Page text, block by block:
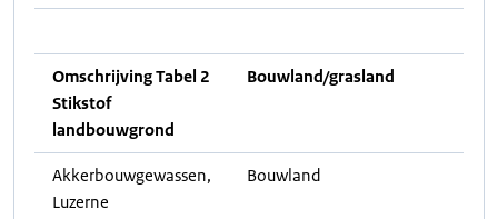
Omschrijving Tabel 2
Stikstof
landbouwgrond
Bouwland/grasland
Akkerbouwgewassen,
Luzerne
Bouwland